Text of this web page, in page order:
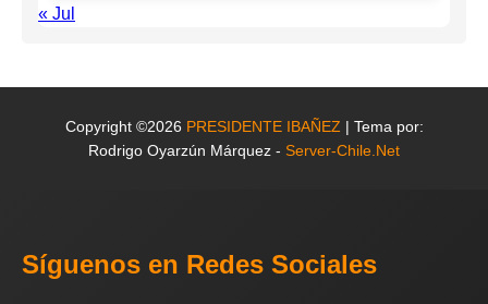
« Jul
Copyright ©2026 PRESIDENTE IBAÑEZ | Tema por:
Rodrigo Oyarzún Márquez - Server-Chile.Net
Síguenos en Redes Sociales